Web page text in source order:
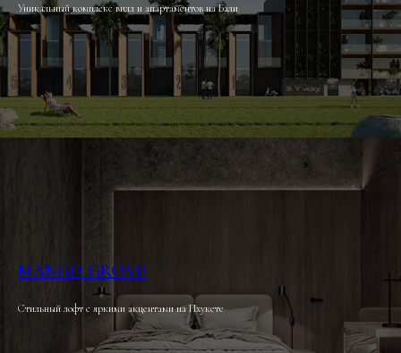
Уникальный комплекс вилл и апартаментов на Бали
MANGO GROVE
Стильный лофт с яркими акцентами на Пхукете